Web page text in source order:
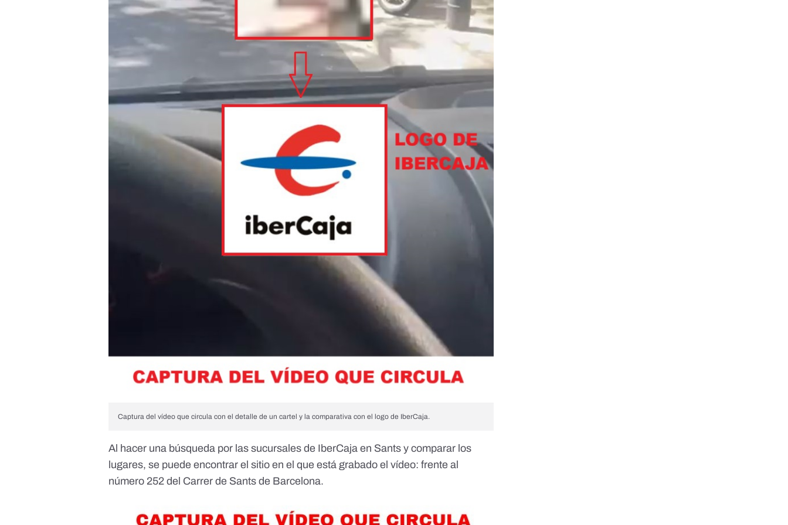
Captura del vídeo que circula con el detalle de un cartel y la comparativa con el logo de IberCaja.
Al hacer una búsqueda por las sucursales de IberCaja en Sants y comparar los
lugares, se puede encontrar el sitio en el que está grabado el vídeo: frente al
número 252 del Carrer de Sants de Barcelona.